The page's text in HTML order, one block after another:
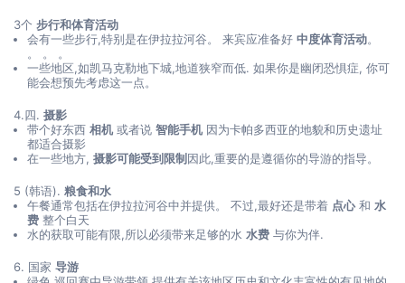
3个 步行和体育活动
会有一些步行,特别是在伊拉拉河谷。 来宾应准备好 中度体育活动。
。 。 。
一些地区,如凯马克勒地下城,地道狭窄而低. 如果你是幽闭恐惧症, 你可
能会想预先考虑这一点。
4.四. 摄影
带个好东西 相机或者说 智能手机因为卡帕多西亚的地貌和历史遗址
都适合摄影
在一些地方, 摄影可能受到限制 因此,重要的是遵循你的导游的指导。
5 (韩语). 粮食和水
午餐通常包括在伊拉拉河谷中并提供。 不过,最好还是带着 点心和 水
费 整个白天
水的获取可能有限,所以必须带来足够的水 水费 与你为伴.
6. 国家 导游